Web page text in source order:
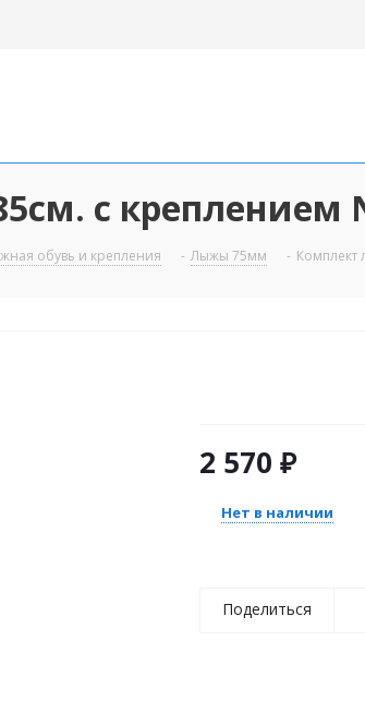
с креплением
обувь и крепления - Лыжы 75мм - Комплект
2 570 ₽
Нет в наличии
Поделиться